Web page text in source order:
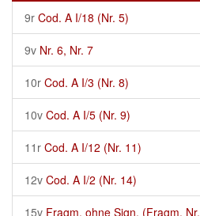
9r Cod. A I/18 (Nr. 5)
9v Nr. 6, Nr. 7
10r Cod. A I/3 (Nr. 8)
10v Cod. A I/5 (Nr. 9)
11r Cod. A I/12 (Nr. 11)
12v Cod. A I/2 (Nr. 14)
15v Fragm. ohne Sign. (Fragm. Nr.